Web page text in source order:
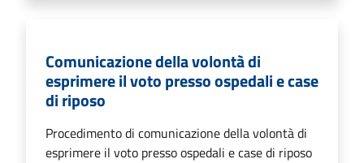
Comunicazione della volontà di
esprimere il voto presso ospedali e case
di riposo
Procedimento di comunicazione della volontà di
esprimere il voto presso ospedali e case di riposo